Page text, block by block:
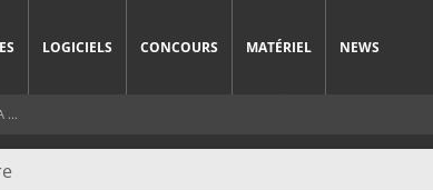
LOGICIELS CONCOURS MATÉRIEL NEWS
...